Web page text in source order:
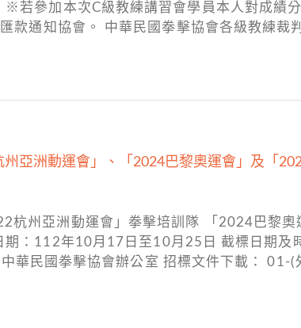
若參加本次C級教練講習會學員本人對成績
款通知協會。 中華民國拳擊協會各級教練
州亞洲動運會」、「2024巴黎奧運會」及「
杭州亞洲動運會」拳擊培訓隊 「2024巴黎
期：112年10月17日至10月25日 截標日期
華民國拳擊協會辦公室 招標文件下載：